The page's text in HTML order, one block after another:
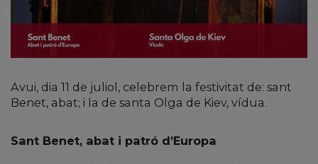
Avui, dia 11 de juliol, celebrem la festivitat de: sant
Benet, abat; i la de santa Olga de Kiev, vídua.
Sant Benet, abat i patró d’Europa